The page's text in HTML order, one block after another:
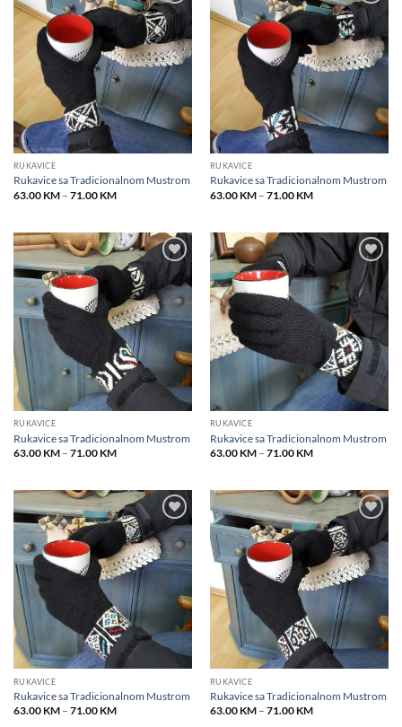
Add to
wishlist
RUKAVICE
Rukavice sa Tradicionalnom Mustrom
63.00 KM – 71.00 KMPrice
range:
71.00 KM
Add to
wishlist
RUKAVICE
Rukavice sa Tradicionalnom Mustrom
63.00 KM – 71.00 KMPrice
range:
71.00 KM
Add to
wishlist
RUKAVICE
Rukavice sa Tradicionalnom Mustrom
63.00 KM – 71.00 KMPrice
71.00 KM
Add to
wishlist
RUKAVICE
Rukavice sa Tradicionalnom Mustrom
63.00 KM – 71.00 KMPrice
71.00 KM
Add to
wishlist
RUKAVICE
Rukavice sa Tradicionalnom Mustrom
63.00 KM – 71.00 KMPrice
Add to
wishlist
RUKAVICE
Rukavice sa Tradicionalnom Mustrom
63.00 KM – 71.00 KMPrice